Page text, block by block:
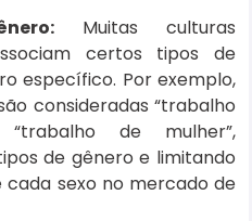
Muitas culturas
certos tipos de
específico. Por exemplo,
consideradas “trabalho
de mulher”,
de gênero e limitando
cada sexo no mercado de